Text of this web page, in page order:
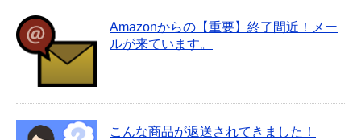
Amazonからの【重要】終了間近！メー
ルが来ています。
こんな商品が返送されてきました！